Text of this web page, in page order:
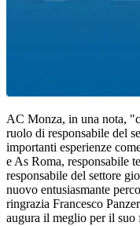
AC Monza, in una nota,
ruolo di responsabile del
importanti esperienze
e As Roma, responsabile
responsabile del settore
nuovo entusiasmante
ringrazia Francesco
augura il meglio per il suo